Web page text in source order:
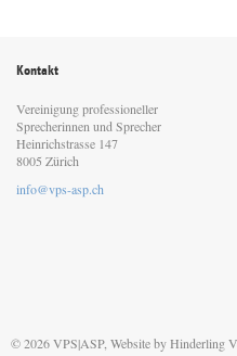
Kontakt
Vereinigung professioneller
Sprecherinnen und Sprecher
Heinrichstrasse 147
8005 Zürich
info@vps-asp.ch
© 2026 VPS|ASP, Website byHinderling